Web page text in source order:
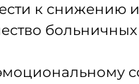
к снижению